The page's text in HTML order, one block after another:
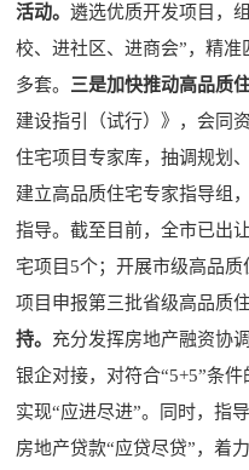
活动。遴选优质开发项目，
校、进社区、进商会”，精
多套。 三是加快推动高品质
建设指引（试行）》，会同
住宅项目专家库，抽调规划
建立高品质住宅专家指导组
指导。截至目前，全市已出
宅项目5个；开展市级高品
项目申报第三批省级高品质
持。 充分发挥房地产融资协
银企对接，对符合“5+5”条件
实现“应进尽进”。同时，指
房地产贷款“应贷尽贷”，着